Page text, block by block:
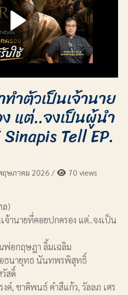
ำตัวเป็นเจ้านาย
แต่..จงเป็นผู้นำ
Tell EP.
ฤษภาคม 2026 /
70 views
ล)
จ้านายที่คอยปกครอง แต่..จงเป็น
พ่อกฤษฎา ลิ้มเฉลิม
ธนายุทธ นันทพรพิสุทธิ์
สดิ์
ค์, ชาติพนธ์ คำสีแก้ว, วัลลภ เศร